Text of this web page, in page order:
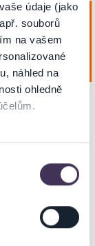
údaje (jako
souborů
na vašem
náhled na
ohledně
(otisk prstu)
osobní
Koupit